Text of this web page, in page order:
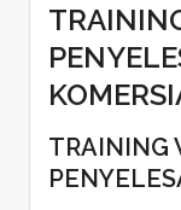
TRAINING